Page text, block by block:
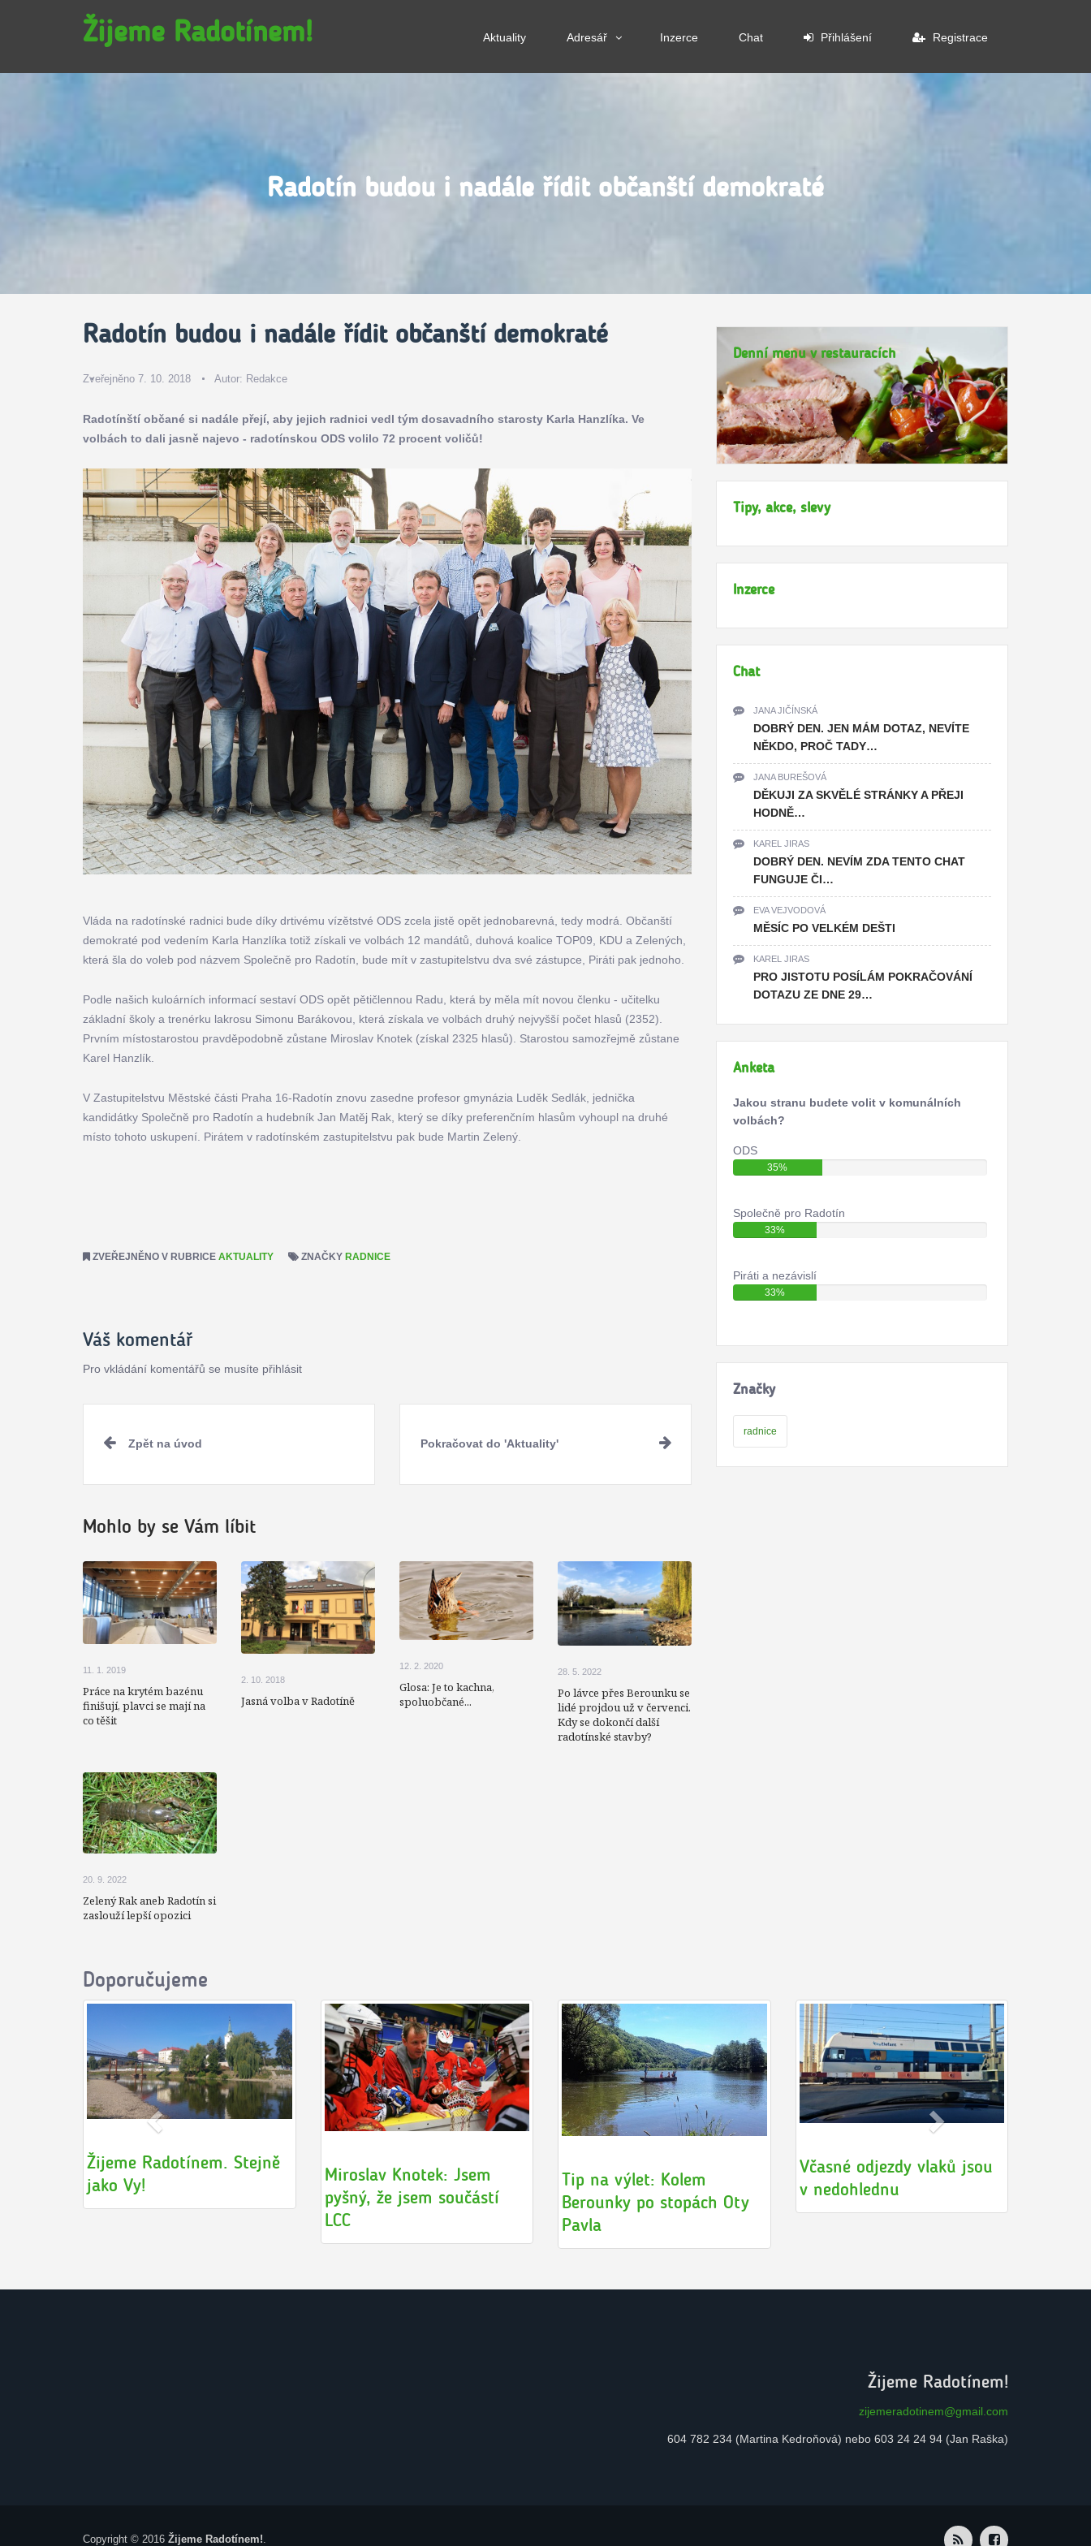
Žijeme Radotínem! Aktuality Adresář Inzerce Chat Přihlášení Registrace
Radotín budou i nadále řídit občanští demokraté
Radotín budou i nadále řídit občanští demokraté
Zveřejněno 7. 10. 2018 Autor: Redakce
Radotínští občané si nadále přejí, aby jejich radnici vedl tým dosavadního starosty Karla Hanzlíka. Ve
volbách to dali jasně najevo - radotínskou ODS volilo 72 procent voličů!
Vláda na radotínské radnici bude díky drtivému vízětstvé ODS zcela jistě opět jednobarevná, tedy modrá. Občanští
demokraté pod vedením Karla Hanzlíka totiž získali ve volbách 12 mandátů, duhová koalice TOP09, KDU a Zelených,
která šla do voleb pod názvem Společně pro Radotín, bude mít v zastupitelstvu dva své zástupce, Piráti pak jednoho.
Podle našich kuloárních informací sestaví ODS opět pětičlennou Radu, která by měla mít novou členku - učitelku
základní školy a trenérku lakrosu Simonu Barákovou, která získala ve volbách druhý nejvyšší počet hlasů (2352).
Prvním místostarostou pravděpodobně zůstane Miroslav Knotek (získal 2325 hlasů). Starostou samozřejmě zůstane
Karel Hanzlík.
V Zastupitelstvu Městské části Praha 16-Radotín znovu zasedne profesor gmynázia Luděk Sedlák, jednička
kandidátky Společně pro Radotín a hudebník Jan Matěj Rak, který se díky preferenčním hlasům vyhoupl na druhé
místo tohoto uskupení. Pirátem v radotínském zastupitelstvu pak bude Martin Zelený.
ZVEŘEJNĚNO V RUBRICE AKTUALITY ZNAČKY RADNICE
Váš komentář
Pro vkládání komentářů se musíte přihlásit
Pokračovat
čtení
Zpět na úvod Pokračovat do 'Aktuality'
Mohlo by se Vám líbit
11. 1. 2019
Práce na krytém bazénu
finišují, plavci se mají na
co těšit
2. 10. 2018
Jasná volba v Radotíně
12. 2. 2020
Glosa: Je to kachna,
spoluobčané...
28. 5. 2022
Po lávce přes Berounku se
lidé projdou už v červenci.
Kdy se dokončí další
radotínské stavby?
20. 9. 2022
Zelený Rak aneb Radotín si
zaslouží lepší opozici
Denní menu v restauracích
Tipy, akce, slevy
Inzerce
Chat
JANA JIČÍNSKÁ
DOBRÝ DEN. JEN MÁM DOTAZ, NEVÍTE
NĚKDO, PROČ TADY…
JANA BUREŠOVÁ
DĚKUJI ZA SKVĚLÉ STRÁNKY A PŘEJI
HODNĚ…
KAREL JIRAS
DOBRÝ DEN. NEVÍM ZDA TENTO CHAT
FUNGUJE ČI…
EVA VEJVODOVÁ
MĚSÍC PO VELKÉM DEŠTI
KAREL JIRAS
PRO JISTOTU POSÍLÁM POKRAČOVÁNÍ
DOTAZU ZE DNE 29…
Anketa
Jakou stranu budete volit v komunálních
volbách?
ODS
35%
Společně pro Radotín
33%
Piráti a nezávislí
33%
Značky
radnice
Doporučujeme
Žijeme Radotínem. Stejně
jako Vy!
Miroslav Knotek: Jsem
pyšný, že jsem součástí
LCC
Tip na výlet: Kolem
Berounky po stopách Oty
Pavla
Včasné odjezdy vlaků jsou
v nedohlednu
Žijeme Radotínem!
zijemeradotinem@gmail.com
604 782 234 (Martina Kedroňová) nebo 603 24 24 94 (Jan Raška)
Copyright © 2016 Žijeme Radotínem!.